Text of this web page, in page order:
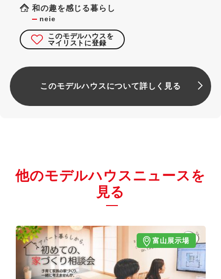
和の趣を感じる暮らし
neie
このモデルハウスを
マイリストに登録
このモデルハウスについて詳しく見る
他のモデルハウスニュースを
見る
富山展示場